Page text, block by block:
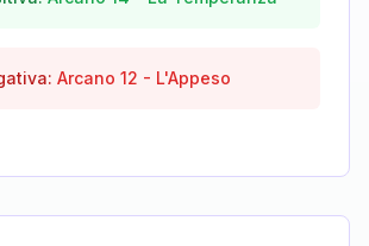
Arcano 12 - L'Appeso